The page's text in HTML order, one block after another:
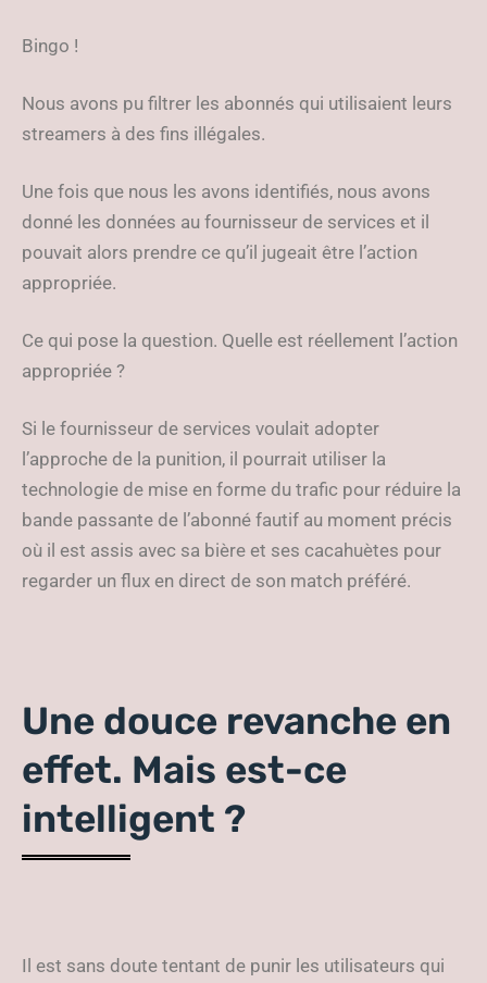
Bingo !
Nous avons pu filtrer les abonnés qui utilisaient leurs
streamers à des fins illégales.
Une fois que nous les avons identifiés, nous avons
donné les données au fournisseur de services et il
pouvait alors prendre ce qu’il jugeait être l’action
appropriée.
Ce qui pose la question. Quelle est réellement l’action
appropriée ?
Si le fournisseur de services voulait adopter
l’approche de la punition, il pourrait utiliser la
technologie de mise en forme du trafic pour réduire la
bande passante de l’abonné fautif au moment précis
où il est assis avec sa bière et ses cacahuètes pour
regarder un flux en direct de son match préféré.
Une douce revanche en
effet. Mais est-ce
intelligent ?
Il est sans doute tentant de punir les utilisateurs qui